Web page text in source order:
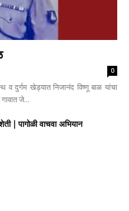
0
व दुर्गम खेड्यात निजानंद विष्णू बाळ यांचा
जे...
| पागोळी वाचवा अभियान